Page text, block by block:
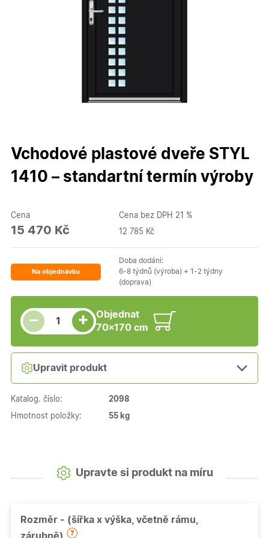
Vchodové plastové dveře STYL
1410 – standartní termín výroby
Cena
15 470 Kč
Cena bez DPH 21 %
12 785 Kč
Na objednávku
Doba dodání:
6-8 týdnů (výroba) + 1-2 týdny
(doprava)
−
Snížit množství
Počet kusů +
Zvýšit množství
Objednat
70×170 cm
Upravit produkt
Katalog. číslo: 2098
Hmotnost položky: 55 kg
Upravte si produkt na míru
Rozměr - (šířka x výška, včetně rámu,